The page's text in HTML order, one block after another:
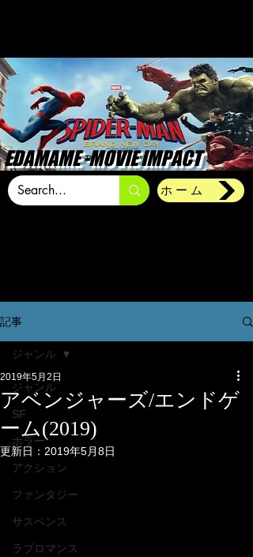
EDAMAME -MOVIE IMPACT
ホーム
記事
ジャンル
SF
ホラー
アクション
ファンタジー
サスペンス
ラブロマンス
ジャンル
アベンジャーズ/エンドゲ
ーム(2019)
2019年5月2日
更新日： 2019年5月8日